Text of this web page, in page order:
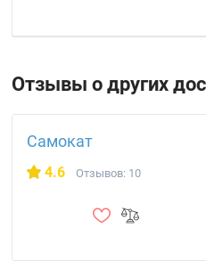
Отзывы о других
Самокат
4.6 Отзывов: 10